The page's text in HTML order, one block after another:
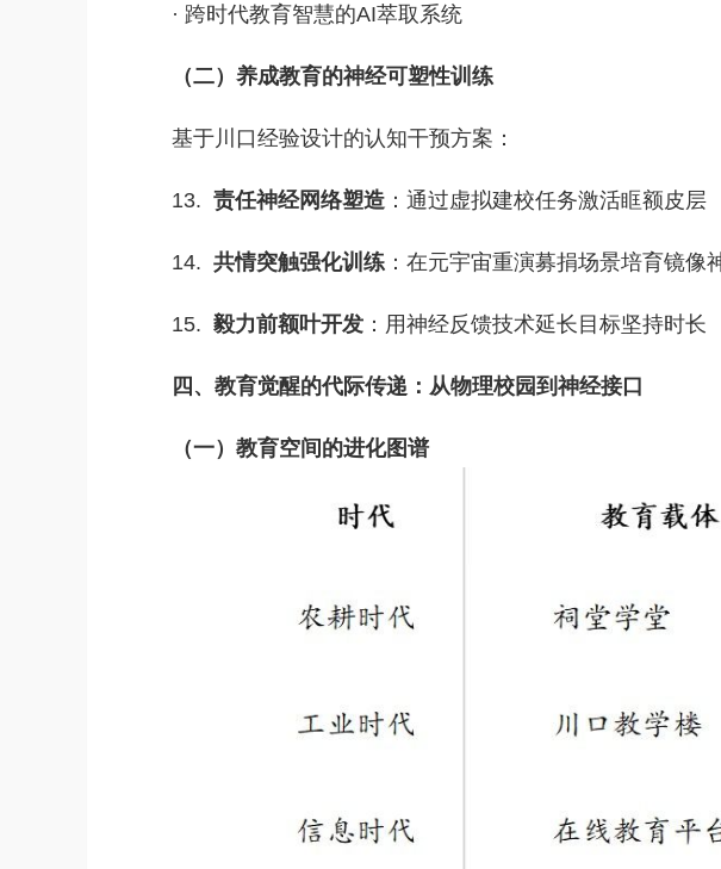
· 跨时代教育智慧的AI萃取系统
（二）养成教育的神经可塑性训练
基于川口经验设计的认知干预方案：
13. 责任神经网络塑造 ：通过虚拟建校任务激活眶额皮层
14. 共情突触强化训练 ：在元宇宙重演募捐场景培育镜像
15. 毅力前额叶开发 ：用神经反馈技术延长目标坚持时长
四、教育觉醒的代际传递：从物理校园到神经接口
（一）教育空间的进化图谱